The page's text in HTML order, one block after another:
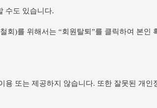
수도 있습니다.
회)를 위해서는 “회원탈퇴”를 클릭하여 본인
또는 제공하지 않습니다. 또한 잘못된 개인